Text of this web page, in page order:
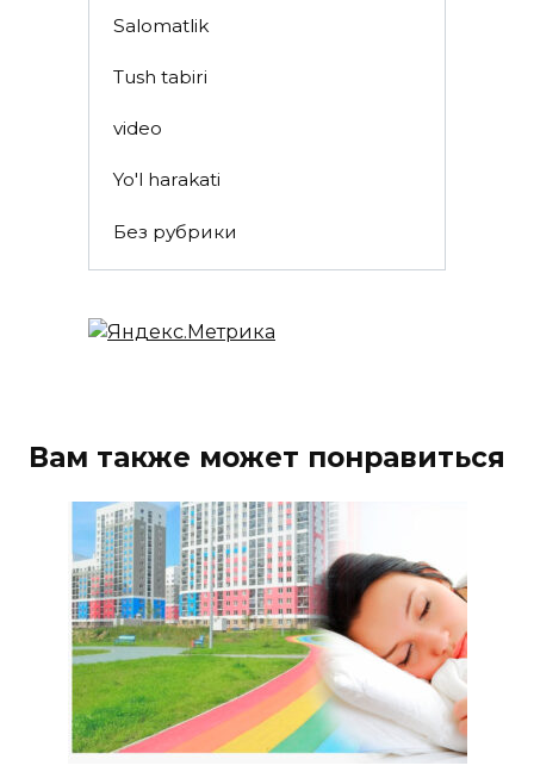
Salomatlik
Tush tabiri
video
Yo'l harakati
Без рубрики
Вам также может понравиться